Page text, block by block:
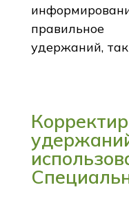
удержаний,